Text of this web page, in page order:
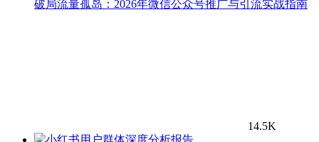
破局流量孤岛：2026年微信公众号推广与引流实战指南
14.5K